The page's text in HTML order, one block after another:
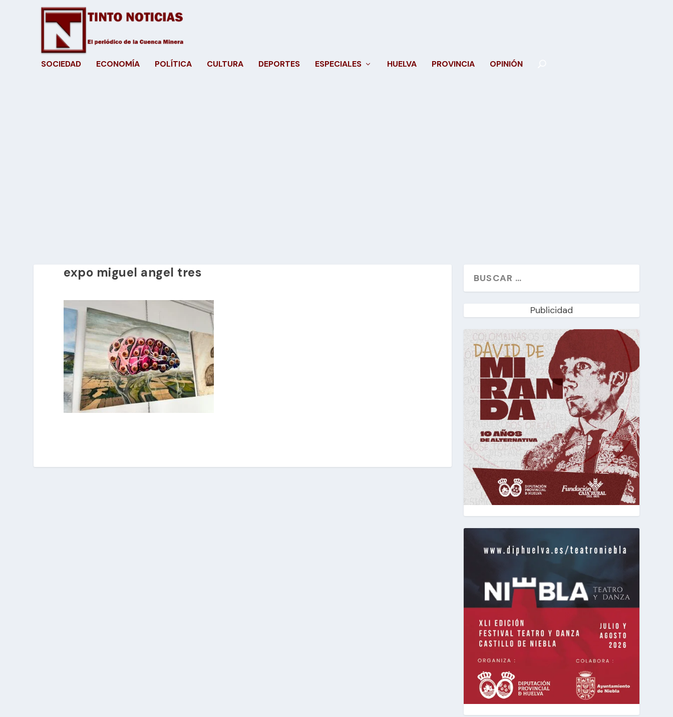
SOCIEDAD ECONOMÍA POLÍTICA CULTURA DEPORTES ESPECIALES HUELVA PROVINCIA OPINIÓN
expo miguel angel tres
Publicidad